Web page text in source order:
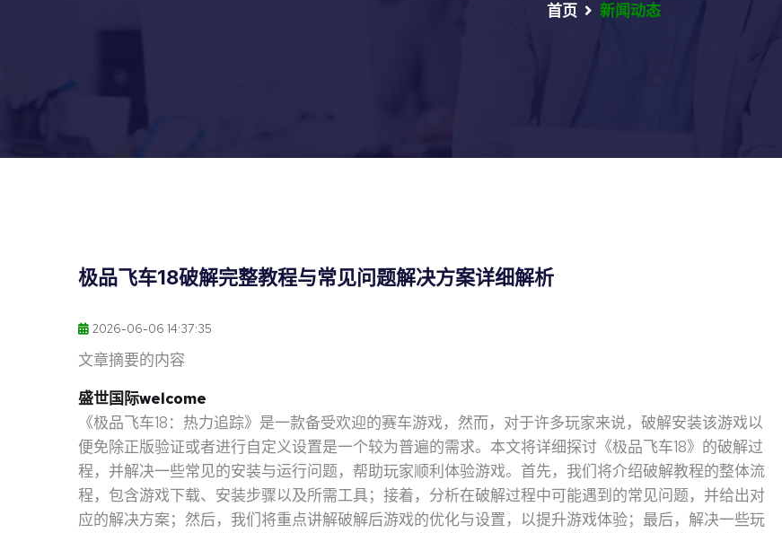
首页 新闻动态
极品飞车18破解完整教程与常见问题解决方案详细解析
2026-06-06 14:37:35
文章摘要的内容
盛世国际welcome
《极品飞车18：热力追踪》是一款备受欢迎的赛车游戏，然而，对于许多玩家来说，破解安装该游戏以
便免除正版验证或者进行自定义设置是一个较为普遍的需求。本文将详细探讨《极品飞车18》的破解过
程，并解决一些常见的安装与运行问题，帮助玩家顺利体验游戏。首先，我们将介绍破解教程的整体流
程，包含游戏下载、安装步骤以及所需工具；接着，分析在破解过程中可能遇到的常见问题，并给出对
应的解决方案；然后，我们将重点讲解破解后游戏的优化与设置，以提升游戏体验；最后，解决一些玩